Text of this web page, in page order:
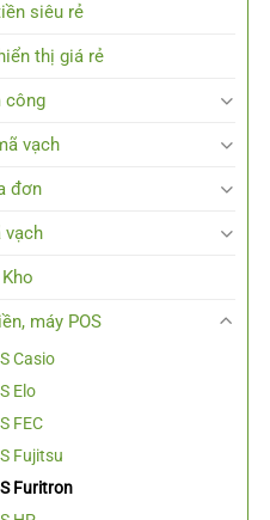
siêu rẻ
thị giá rẻ
công
vạch
đơn
vạch
máy POS
Casio
Elo
FEC
Fujitsu
Furitron